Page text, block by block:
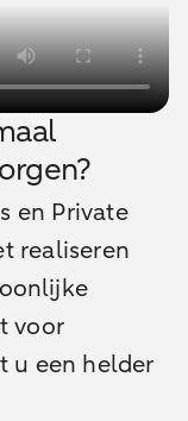
en Private
realiseren
voor
u een helder